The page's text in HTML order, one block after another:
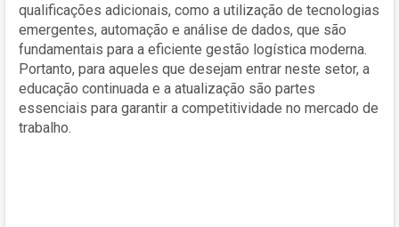
qualificações adicionais, como a utilização de tecnologias
emergentes, automação e análise de dados, que são
fundamentais para a eficiente gestão logística moderna.
Portanto, para aqueles que desejam entrar neste setor, a
educação continuada e a atualização são partes
essenciais para garantir a competitividade no mercado de
trabalho.